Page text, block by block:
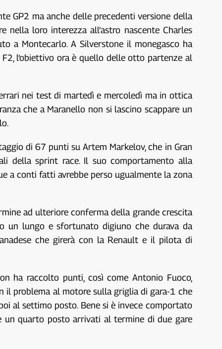
GP2 ma anche delle precedenti versione della
nella loro interezza all’astro nascente Charles
a Montecarlo. A Silverstone il monegasco ha
l’obiettivo ora è quello delle otto partenze al
nei test di martedì e mercoledì ma in ottica
che a Maranello non si lascino scappare un
di 67 punti su Artem Markelov, che in Gran
della sprint race. Il suo comportamento alla
a conti fatti avrebbe perso ugualmente la zona
ad ulteriore conferma della grande crescita
un lungo e sfortunato digiuno che durava da
che girerà con la Renault e il pilota di
ha raccolto punti, così come Antonio Fuoco,
il problema al motore sulla griglia di gara-1 che
al settimo posto. Bene si è invece comportato
un quarto posto arrivati al termine di due gare